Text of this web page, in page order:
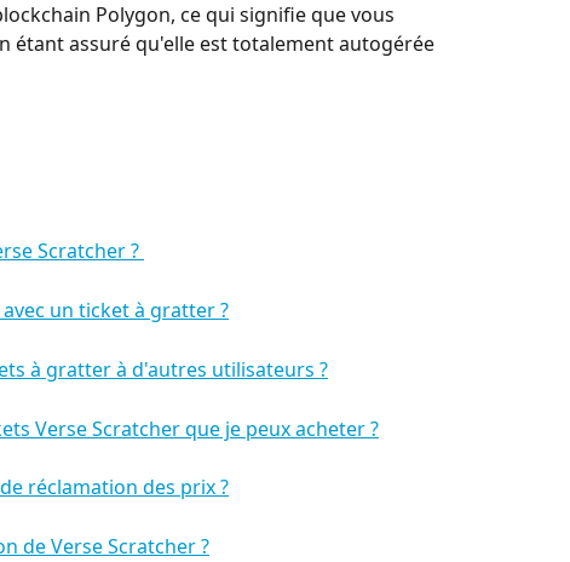
Polygon, ce qui signifie que vous
étant assuré qu'elle est totalement autogérée
Scratcher ?
un ticket à gratter ?
à gratter à d'autres utilisateurs ?
Verse Scratcher que je peux acheter ?
réclamation des prix ?
de Verse Scratcher ?